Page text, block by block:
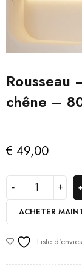
Rousseau
chêne –
€ 49,00
ACHETER
Liste d'envies